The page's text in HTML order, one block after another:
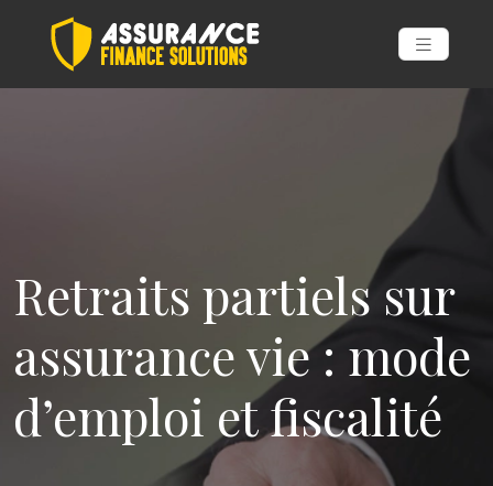
Retraits partiels sur
assurance vie : mode
d’emploi et fiscalité